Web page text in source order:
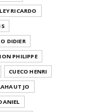
RICARDO
DIDIER
PHILIPPE
CUECO HENRI
JO